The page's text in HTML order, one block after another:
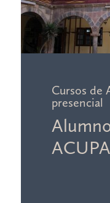
Cursos de
presencial